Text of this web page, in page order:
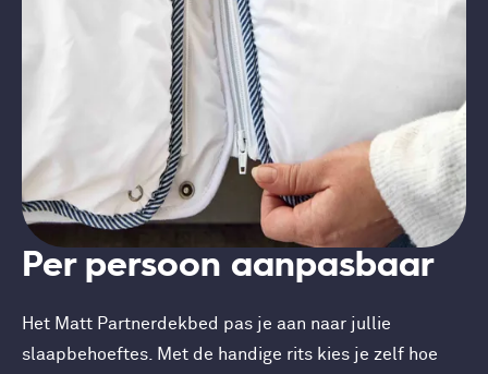
Per persoon aanpasbaar
Het Matt Partnerdekbed pas je aan naar jullie
slaapbehoeftes. Met de handige rits kies je zelf hoe